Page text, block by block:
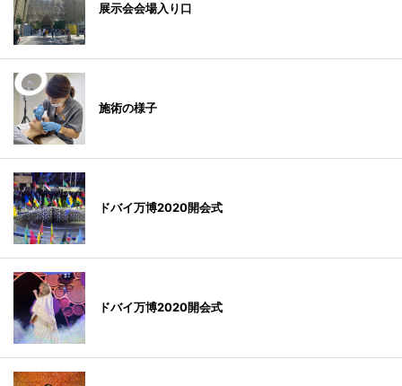
展示会会場入り口
施術の様子
ドバイ万博2020開会式
ドバイ万博2020開会式